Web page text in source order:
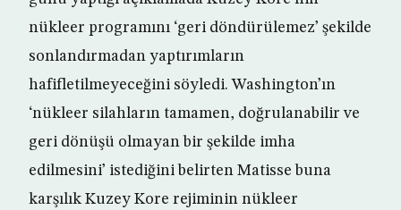
nükleer programını ‘geri döndürülemez’ şekilde
sonlandırmadan yaptırımların
hafifletilmeyeceğini söyledi. Washington’ın
‘nükleer silahların tamamen, doğrulanabilir ve
geri dönüşü olmayan bir şekilde imha
edilmesini’ istediğini belirten Matisse buna
karşılık Kuzey Kore rejiminin nükleer